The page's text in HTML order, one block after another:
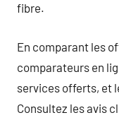
fibre.
En comparant les
comparateurs en
services offerts, et
Consultez les avis